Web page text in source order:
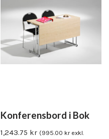
Konferensbord i Bok
1,243.75 kr (995.00 krexkl.